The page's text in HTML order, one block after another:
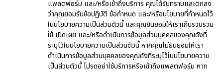
แพลตฟอร์ม และ/หรือเข้าถึงบริการ คุณได้รับทราบและตกลง
ว่าคุณยอมรับข้อปฏิบัติ ข้อกำหนด และ/หรือนโยบายที่กำหนดไว้
ในนโยบายความเป็นส่วนตัวนี้ และคุณยินยอมให้เราเก็บรวบรวม
ใช้ เปิดเผย และ/หรือดำเนินการข้อมูลส่วนบุคคลของคุณดังที่
ระบุไว้ในนโยบายความเป็นส่วนตัวนี้ หากคุณไม่ยินยอมให้เรา
ดำเนินการข้อมูลส่วนบุคคลของคุณดังที่ระบุไว้ในนโยบายความ
เป็นส่วนตัวนี้ โปรดอย่าใช้บริการหรือเข้าถึงแพลตฟอร์ม หาก